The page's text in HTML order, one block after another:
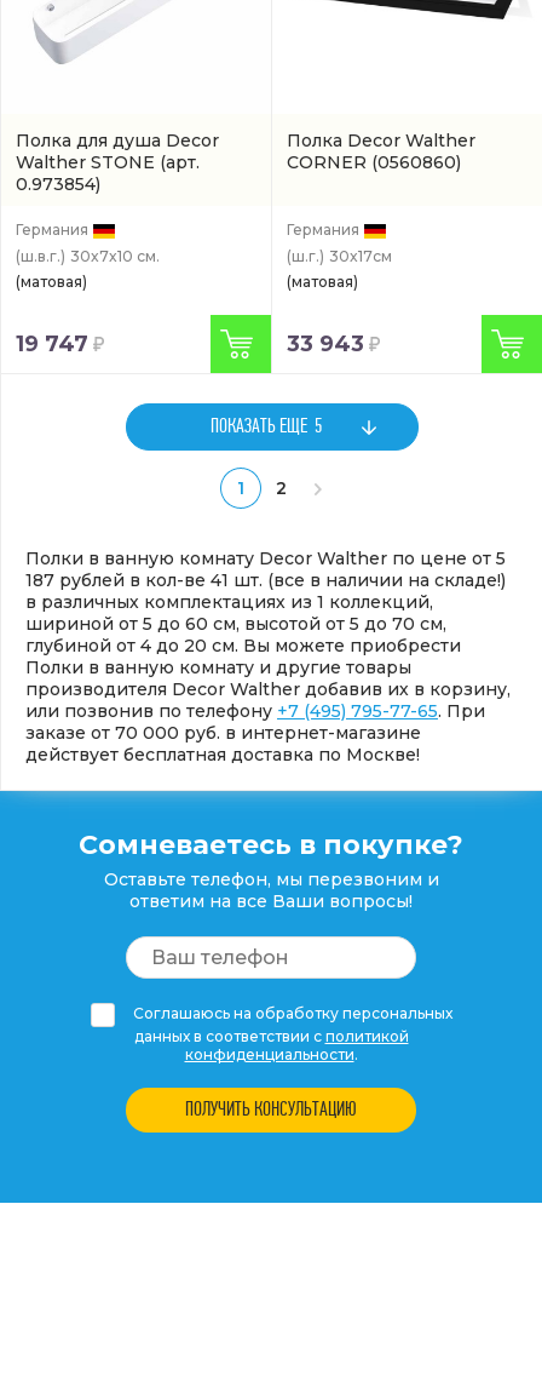
Полка для душа Decor
Walther STONE (арт.
0.973854)
Германия
(ш.в.г.) 30x7x10 см.
(матовая)
19 747
Полка Decor Walther
CORNER (0560860)
Германия
(ш.г.) 30x17см
(матовая)
33 943
ПОКАЗАТЬ ЕЩЕ 5
1 2
Полки в ванную комнату Decor Walther по цене от 5
187 рублей в кол-ве 41 шт. (все в наличии на складе!)
в различных комплектациях из 1 коллекций,
шириной от 5 до 60 см, высотой от 5 до 70 см,
глубиной от 4 до 20 см. Вы можете приобрести
Полки в ванную комнату и другие товары
производителя Decor Walther добавив их в корзину,
или позвонив по телефону +7 (495) 795-77-65. При
заказе от 70 000 руб. в интернет-магазине
действует бесплатная доставка по Москве!
Сомневаетесь в покупке?
Оставьте телефон, мы перезвоним и
ответим на все Ваши вопросы!
Соглашаюсь на обработку персональных
данных в соответствии с политикой
конфиденциальности.
ПОЛУЧИТЬ КОНСУЛЬТАЦИЮ